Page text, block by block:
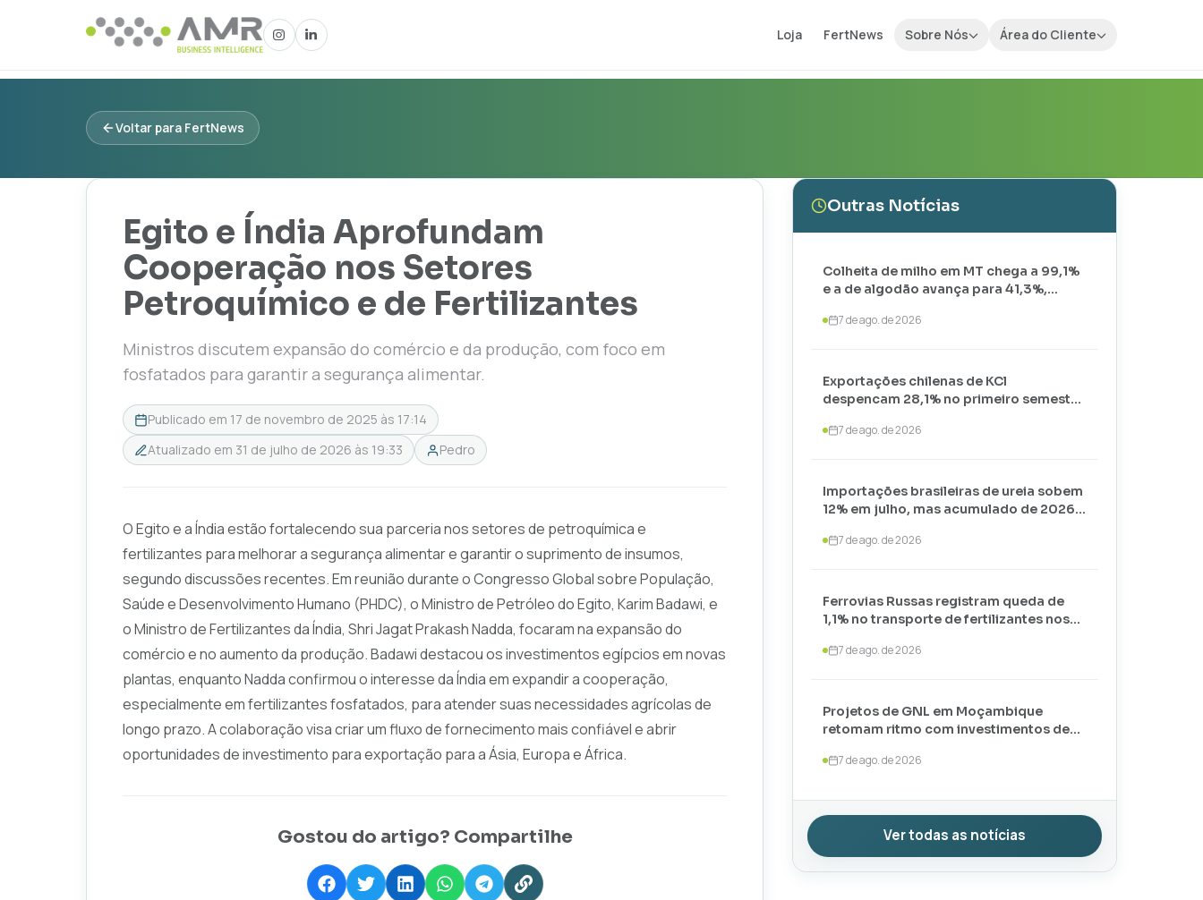
Loja FertNews Sobre Nós Área do Cliente
Voltar para FertNews
Egito e Índia Aprofundam
Cooperação nos Setores
Petroquímico e de Fertilizantes
Ministros discutem expansão do comércio e da produção, com foco em
fosfatados para garantir a segurança alimentar.
Publicado em 17 de novembro de 2025 às 17:14
Atualizado em 31 de julho de 2026 às 19:33 Pedro
O Egito e a Índia estão fortalecendo sua parceria nos setores de petroquímica e
fertilizantes para melhorar a segurança alimentar e garantir o suprimento de insumos,
segundo discussões recentes. Em reunião durante o Congresso Global sobre População,
Saúde e Desenvolvimento Humano (PHDC), o Ministro de Petróleo do Egito, Karim Badawi, e
o Ministro de Fertilizantes da Índia, Shri Jagat Prakash Nadda, focaram na expansão do
comércio e no aumento da produção. Badawi destacou os investimentos egípcios em novas
plantas, enquanto Nadda confirmou o interesse da Índia em expandir a cooperação,
especialmente em fertilizantes fosfatados, para atender suas necessidades agrícolas de
longo prazo. A colaboração visa criar um fluxo de fornecimento mais confiável e abrir
oportunidades de investimento para exportação para a Ásia, Europa e África.
Gostou do artigo? Compartilhe
Outras Notícias
Colheita de milho em MT chega a 99,1%
e a de algodão avança para 41,3%,
7 de ago. de 2026
Exportações chilenas de KCl
despencam 28,1% no primeiro semestre
toneladas
7 de ago. de 2026
Importações brasileiras de ureia sobem
12% em julho, mas acumulado de 2026
7 de ago. de 2026
Ferrovias Russas registram queda de
1,1% no transporte de fertilizantes nos
7 de ago. de 2026
Projetos de GNL em Moçambique
retomam ritmo com investimentos de
TotalEnergies e ExxonMobil
7 de ago. de 2026
Ver todas as notícias